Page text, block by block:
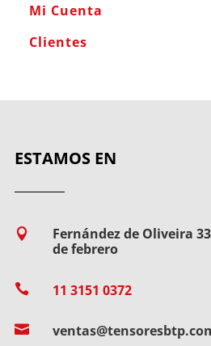
Mi Cuenta
Clientes
ESTAMOS EN

Fernández de Oliveira
de febrero
 11 3151 0372
